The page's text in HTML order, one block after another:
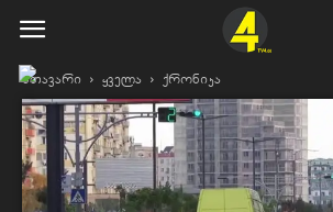
მთავარი ყველა ქრონიკა